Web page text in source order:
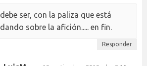
debe ser, con la paliza que está
dando sobre la afición..... en fin.
Responder